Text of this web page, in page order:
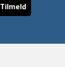
Tilmeld